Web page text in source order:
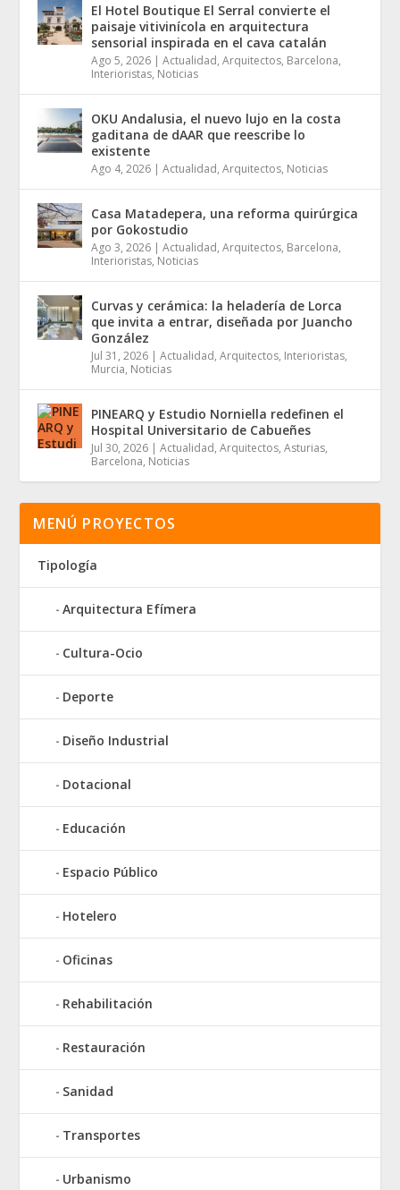
El Hotel Boutique El Serral convierte el
paisaje vitivinícola en arquitectura
sensorial inspirada en el cava catalán
Ago 5, 2026 |Actualidad,Arquitectos, Barcelona,
Interioristas, Noticias
OKU Andalusia, el nuevo lujo en la costa
gaditana de dAAR que reescribe lo
existente
Ago 4, 2026 |Actualidad,Arquitectos, Noticias
Casa Matadepera, una reforma quirúrgica
por Gokostudio
Ago 3, 2026 |Actualidad,Arquitectos, Barcelona,
Interioristas, Noticias
Curvas y cerámica: la heladería de Lorca
que invita a entrar, diseñada por Juancho
González
Jul 31, 2026 |Actualidad,Arquitectos, Interioristas,
Murcia, Noticias
PINEARQ y Estudio Norniella redefinen el
Hospital Universitario de Cabueñes
Jul 30, 2026 |Actualidad,Arquitectos,Asturias,
Barcelona, Noticias
MENÚ PROYECTOS
Tipología
Arquitectura Efímera
Cultura-Ocio
Deporte
Diseño Industrial
Dotacional
Educación
Espacio Público
Hotelero
Oficinas
Rehabilitación
Restauración
Sanidad
Transportes
Urbanismo